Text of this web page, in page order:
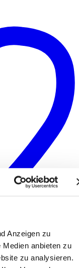
Anzeigen zu
anbieten zu
zu analysieren.